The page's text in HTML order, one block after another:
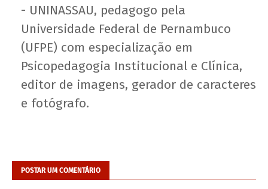
- UNINASSAU, pedagogo pela
Universidade Federal de Pernambuco
(UFPE) com especialização em
Psicopedagogia Institucional e Clínica,
editor de imagens, gerador de caracteres
e fotógrafo.
POSTAR UM COMENTÁRIO